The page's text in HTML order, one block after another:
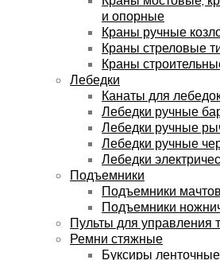
и опорные
Краны ручные
Краны стреловые
Краны
Лебедки
Канаты для
Лебедки ручные
Лебедки ручные
Лебедки ручные
Лебедки
Подъемники
Подъемники
Подъемники
Пульты для управления
Ремни стяжные
Буксиры ленточные